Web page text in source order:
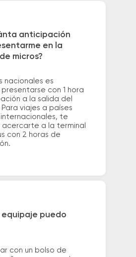
anticipación
en la
micros?
nacionales es
con 1 hora
a la salida del
viajes a países
te
acercarte a la terminal
con 2 horas de
puedo
con un bolso de